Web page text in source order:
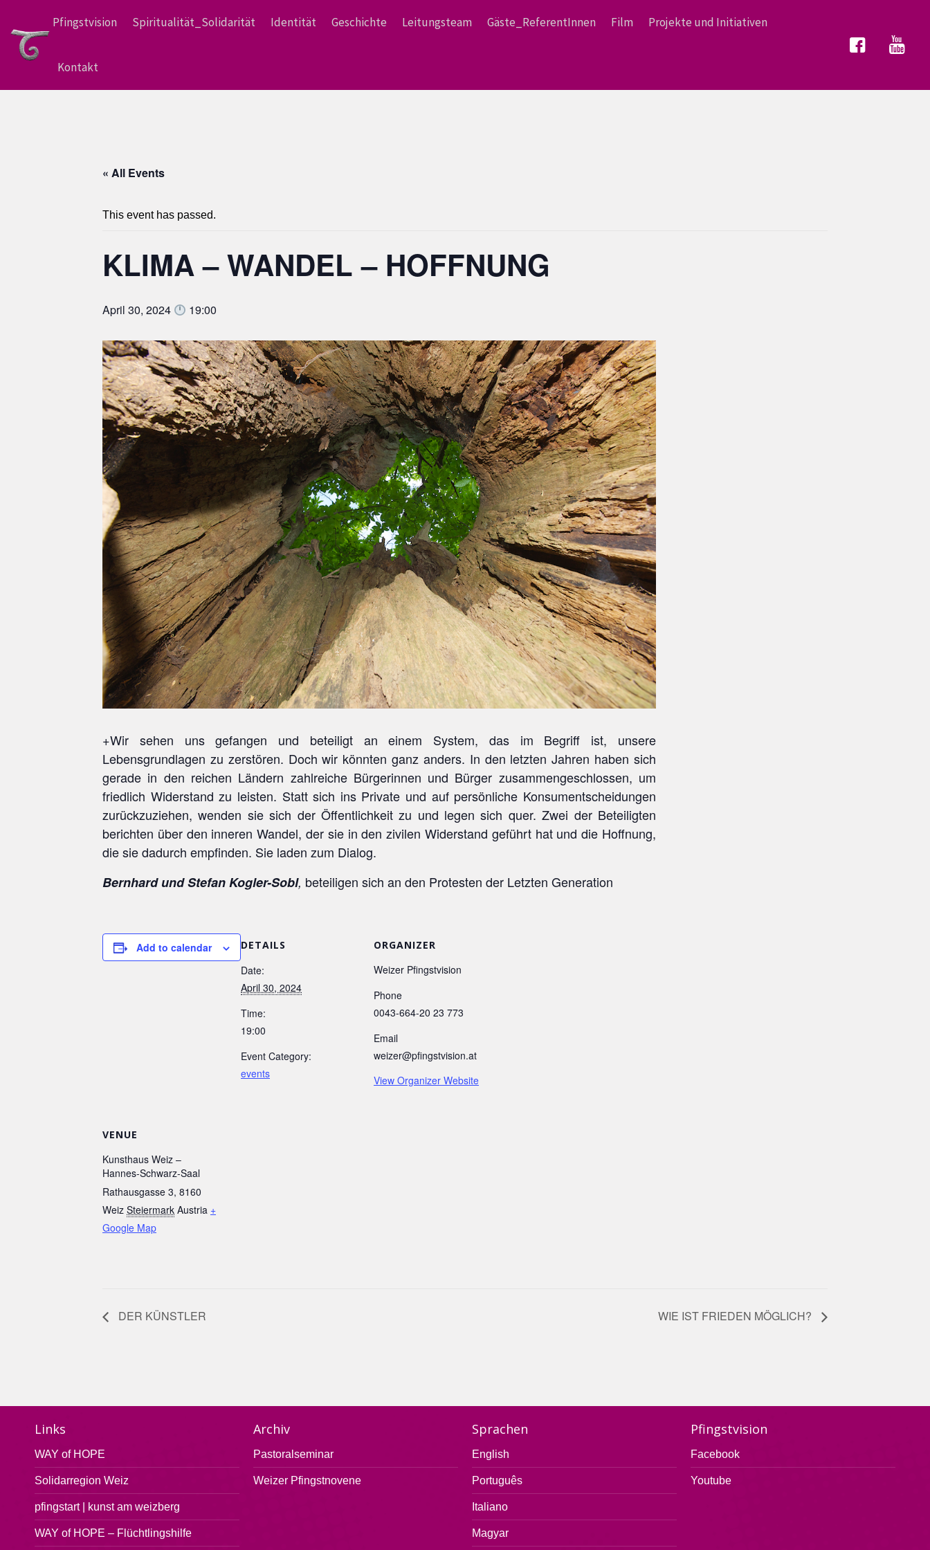
Pfingstvision Spiritualität_Solidarität Identität Geschichte Leitungsteam Gäste_ReferentInnen Film Projekte und Initiativen
Kontakt
« All Events
This event has passed.
KLIMA – WANDEL – HOFFNUNG
April 30, 2024 19:00
+Wir sehen uns gefangen und beteiligt an einem System, das im Begriff ist, unsere
Lebensgrundlagen zu zerstören. Doch wir könnten ganz anders. In den letzten Jahren haben sich
gerade in den reichen Ländern zahlreiche Bürgerinnen und Bürger zusammengeschlossen, um
friedlich Widerstand zu leisten. Statt sich ins Private und auf persönliche Konsumentscheidungen
zurückzuziehen, wenden sie sich der Öffentlichkeit zu und legen sich quer. Zwei der Beteiligten
berichten über den inneren Wandel, der sie in den zivilen Widerstand geführt hat und die Hoffnung,
die sie dadurch empfinden. Sie laden zum Dialog.
Bernhard und Stefan Kogler-Sobl, beteiligen sich an den Protesten der Letzten Generation
Add to calendar DETAILS
Date:
April 30, 2024
Time:
19:00
Event Category:
events
ORGANIZER
Weizer Pfingstvision
Phone
0043-664-20 23 773
Email
weizer@pfingstvision.at
View Organizer Website
VENUE
Kunsthaus Weiz –
Hannes-Schwarz-Saal
Rathausgasse 3, 8160
Weiz Steiermark Austria +
Google Map
DER KÜNSTLER WIE IST FRIEDEN MÖGLICH?
Links
WAY of HOPE
Solidarregion Weiz
pfingstart | kunst am weizberg
WAY of HOPE – Flüchtlingshilfe
Archiv
Pastoralseminar
Weizer Pfingstnovene
Sprachen
English
Português
Italiano
Magyar
Pfingstvision
Facebook
Youtube